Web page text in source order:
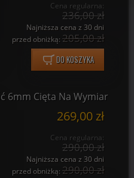
Cena regularna:
236,00 zł
Najniższa cena z 30 dni
przed obniżką: 205,00 zł
DO KOSZYKA
6mm Cięta Na Wymiar
269,00 zł
Cena regularna:
290,00 zł
Najniższa cena z 30 dni
przed obniżką: 290,00 zł